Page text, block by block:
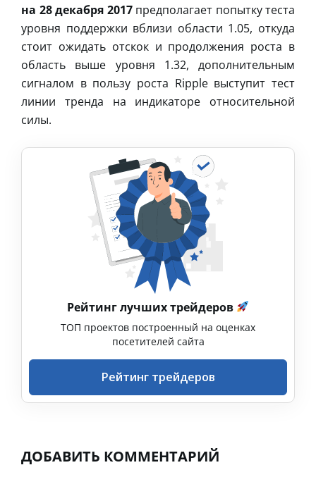
на 28 декабря 2017предполагает попытку теста
уровня поддержки вблизи области 1.05, откуда
стоит ожидать отскок и продолжения роста в
область выше уровня 1.32, дополнительным
сигналом в пользу роста Ripple выступит тест
линии тренда на индикаторе относительной
силы.
Рейтинг лучших трейдеров
ТОП проектов построенный на оценках
посетителей сайта
Рейтинг трейдеров
ДОБАВИТЬ КОММЕНТАРИЙ